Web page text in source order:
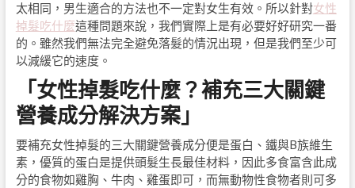
太相同，男生適合的方法也不一定對女生有效。所以針對女性
掉髮吃什麼這種問題來說，我們實際上是有必要好好研究一番
的。雖然我們無法完全避免落髮的情況出現，但是我們至少可
以減緩它的速度。
「女性掉髮吃什麼？補充三大關鍵
營養成分解決方案」
要補充女性掉髮的三大關鍵營養成分便是蛋白、鐵與B族維生
素，優質的蛋白是提供頭髮生長最佳材料，因此多食富含此成
分的食物如雞胸、牛肉、雞蛋即可，而無動物性食物者則可多